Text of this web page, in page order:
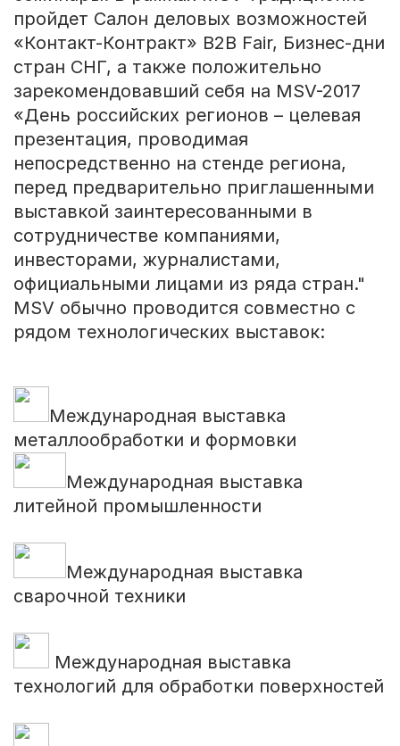
пройдет Салон деловых возможностей
«Контакт-Контракт» B2B Fair, Бизнес-дни
стран СНГ, а также положительно
зарекомендовавший себя на MSV-2017
«День российских регионов – целевая
презентация, проводимая
непосредственно на стенде региона,
перед предварительно приглашенными
выставкой заинтересованными в
сотрудничестве компаниями,
инвесторами, журналистами,
официальными лицами из ряда стран."
MSV обычно проводится совместно с
рядом технологических выставок:
Международная выставка
металлообработки и формовки
Международная выставка
литейной промышленности
Международная выставка
сварочной техники
Международная выставка
технологий для обработки поверхностей